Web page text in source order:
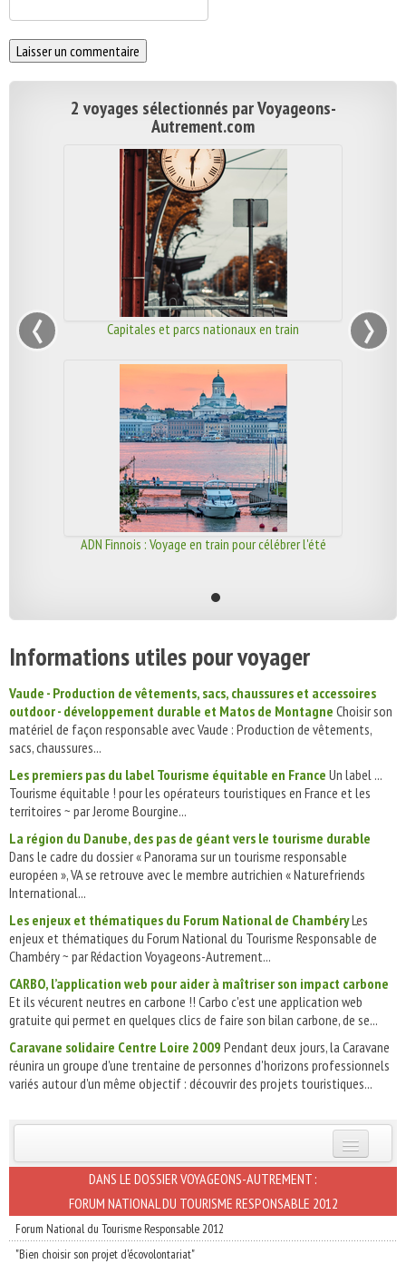
2 voyages sélectionnés par Voyageons-
Autrement.com
Capitales et parcs nationaux en train
ADN Finnois : Voyage en train pour célébrer l'été
‹ ›
Informations utiles pour voyager
Vaude - Production de vêtements, sacs, chaussures et accessoires
outdoor - développement durable et Matos de Montagne Choisir son
matériel de façon responsable avec Vaude : Production de vêtements,
sacs, chaussures...
Les premiers pas du label Tourisme équitable en France Un label ...
Tourisme équitable ! pour les opérateurs touristiques en France et les
territoires ~ par Jerome Bourgine...
La région du Danube, des pas de géant vers le tourisme durable
Dans le cadre du dossier « Panorama sur un tourisme responsable
européen », VA se retrouve avec le membre autrichien « Naturefriends
International...
Les enjeux et thématiques du Forum National de ChambéryLes
enjeux et thématiques du Forum National du Tourisme Responsable de
Chambéry ~ par Rédaction Voyageons-Autrement...
CARBO, l’application web pour aider à maîtriser son impact carbone
Et ils vécurent neutres en carbone !! Carbo c'est une application web
gratuite qui permet en quelques clics de faire son bilan carbone, de se...
Caravane solidaire Centre Loire 2009 Pendant deux jours, la Caravane
réunira un groupe d'une trentaine de personnes d'horizons professionnels
variés autour d'un même objectif : découvrir des projets touristiques...
INSCRIVEZ-VOUS | ABONNEZ-VOUS
DANS LE DOSSIER VOYAGEONS-AUTREMENT :
FORUM NATIONAL DU TOURISME RESPONSABLE 2012
Forum National du Tourisme Responsable 2012
"Bien choisir son projet d'écovolontariat"